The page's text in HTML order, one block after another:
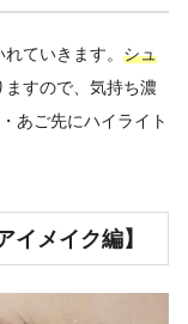
ていきます。 シュ
ますので、気持ち濃
あご先にハイライト
イメイク編】